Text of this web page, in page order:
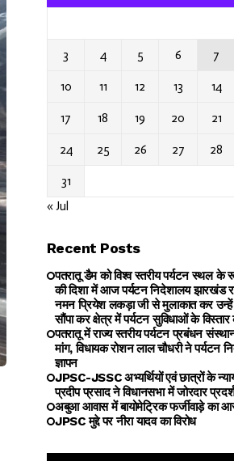
3 4 5 6 7
10 11 12 13 14
17 18 19 20 21
24 25 26 27 28
31
« Jul
Recent Posts
पतरातू डैम को विश्व स्तरीय पर्यटन स्थल
की दिशा में आज पर्यटन निदेशालय झारखंड
नमन प्रियेश लकड़ा जी से मुलाकात कर उन्हें
सौंपा कर क्षेत्र में पर्यटन सुविधाओं के विस्तार
पतरातू में राज्य स्तरीय पर्यटन प्रबंधन
मांग, विधायक रोशन लाल चौधरी ने पर्यटन
ज्ञापन
JPSC-JSSC अभ्यर्थियों एवं छात्रों के
प्रदीप प्रसाद ने विधानसभा में जोरदार
अबुआ आवास में बायोमेट्रिक फर्जीवाड़े का
JPSC मुद्दे पर नीरा यादव का विरोध